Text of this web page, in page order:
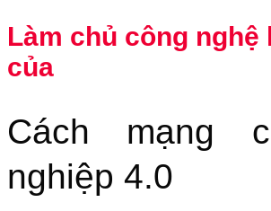
Làm chủ công nghệ
của
Cách mạng
nghiệp 4.0